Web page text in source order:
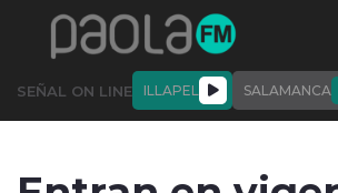
Click acá para ir directamente al
SEÑAL ON LINE ILLAPEL SALAMANCA
DEPORTES